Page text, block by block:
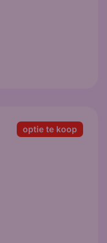
optie te koop